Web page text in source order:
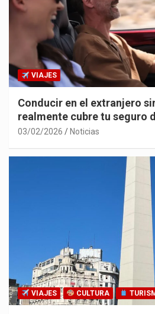
VIAJES
Conducir en el extranjero
realmente cubre tu seguro
03/02/2026 Noticias
VIAJES CULTURA